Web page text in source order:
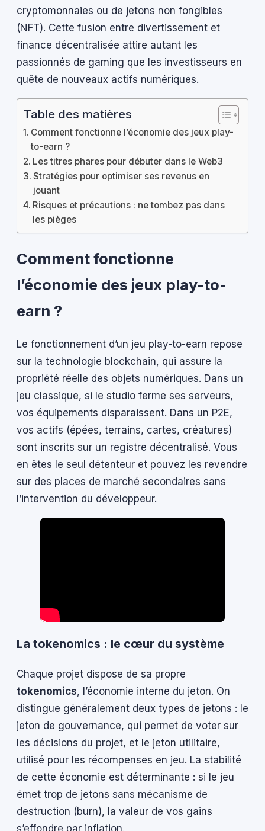
cryptomonnaies ou de jetons non fongibles
(NFT). Cette fusion entre divertissement et
finance décentralisée attire autant les
passionnés de gaming que les investisseurs en
quête de nouveaux actifs numériques.
Table des matières
Comment fonctionne l’économie des jeux play-
to-earn ?
Les titres phares pour débuter dans le Web3
Stratégies pour optimiser ses revenus en
jouant
Risques et précautions : ne tombez pas dans
les pièges
Comment fonctionne
l’économie des jeux play-to-
earn ?
Le fonctionnement d’un jeu play-to-earn repose
sur la technologie blockchain, qui assure la
propriété réelle des objets numériques. Dans un
jeu classique, si le studio ferme ses serveurs,
vos équipements disparaissent. Dans un P2E,
vos actifs (épées, terrains, cartes, créatures)
sont inscrits sur un registre décentralisé. Vous
en êtes le seul détenteur et pouvez les revendre
sur des places de marché secondaires sans
l’intervention du développeur.
La tokenomics : le cœur du système
Chaque projet dispose de sa propre
tokenomics, l’économie interne du jeton. On
distingue généralement deux types de jetons : le
jeton de gouvernance, qui permet de voter sur
les décisions du projet, et le jeton utilitaire,
utilisé pour les récompenses en jeu. La stabilité
de cette économie est déterminante : si le jeu
émet trop de jetons sans mécanisme de
destruction (burn), la valeur de vos gains
s’effondre par inflation.